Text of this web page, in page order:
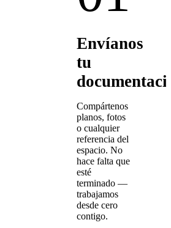
Envíanos
tu
Compártenos
planos, fotos
o cualquier
referencia del
espacio. No
hace falta que
esté
terminado —
trabajamos
desde cero
contigo.